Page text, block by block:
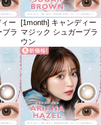
ー
ブラ
[1month] キャンディー
マジック シュガーブラ
ウン